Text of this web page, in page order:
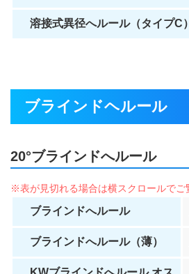
溶接式異径へルール（タイプC）
ブラインドヘルール
20°ブラインドへルール
ブラインドへルール
ブラインドへルール（薄）